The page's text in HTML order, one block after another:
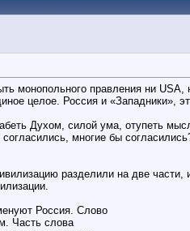
монопольного правления ни
целое. Россия и «Западники»,
Духом, силой ума, отупеть
многие бы
разделили на две
Россия. Слово
Часть слова